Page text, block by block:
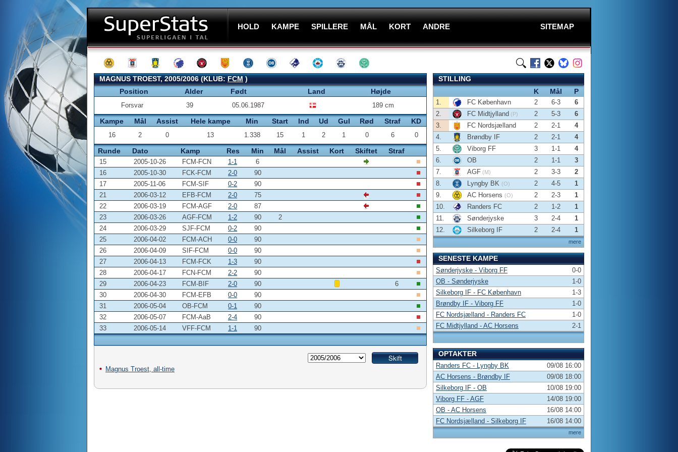
HOLD KAMPE SPILLERE MÅL KORT ANDRE SITEMAP
MAGNUS TROEST, 2005/2006 (KLUB:FCM)
Position
Alder Født Land Højde
Forsvar 39 05.06.1987 189 cm
Kampe Mål Assist Hele kampe Min Start Ind Ud Gul Rød Straf KD
16 2 0 13 1.338 15 1 2 1 0 6 0
Runde Dato Kamp Res Min Mål Assist Kort Skiftet Straf
15 2005-10-26 FCM-FCN 1-1
6
16
2005-10-30 FCK-FCM 2-0
90
17
2005-11-06 FCM-SIF 0-2
90
21
2006-03-12 EFB-FCM 2-0
75
22
2006-03-19 FCM-AGF 2-0
87
23
2006-03-26 AGF-FCM 1-2 90
2
24
2006-03-29 SJF-FCM 0-2
90
25
2006-04-02 FCM-ACH 0-0
90
26
2006-04-09 SIF-FCM 0-0
90
27
2006-04-13 FCM-FCK 1-3
90
28
2006-04-17 FCN-FCM 2-2
90
29
2006-04-23 FCM-BIF 2-0 90
6
30
2006-04-30 FCM-EFB 0-0
90
31
2006-05-04 OB-FCM 0-1
90
32
2006-05-07 FCM-AaB 2-4
90
33
2006-05-14 VFF-FCM 1-1 90
Magnus Troest, all-time
STILLING
K
Mål P
mere
1. FC København 2 6-3
6
2.
FC Midtjylland (P) 2 5-3
6
3.
FC Nordsjælland 2 2-1
4
4.
Brøndby IF 2 2-1
4
5.
Viborg FF 3 1-1
4
6.
OB 2 1-1
3
7.
AGF (M) 2 3-3
2
8.
Lyngby BK (O) 2 4-5
1
9.
AC Horsens (O) 2 2-3
1
10.
Randers FC 2 1-2
1
11.
Sønderjyske 3 2-4
1
12.
Silkeborg IF 2 2-4 1
SENESTE KAMPE
Sønderjyske - Viborg FF
0-0
OB - Sønderjyske
1-0
Silkeborg IF - FC København
1-3
Brøndby IF - Viborg FF
1-0
FC Nordsjælland - Randers FC
1-0
FC Midtjylland - AC Horsens
2-1
OPTAKTER
mere
Randers FC - Lyngby BK
09/08 16:00
AC Horsens - Brøndby IF
09/08 18:00
Silkeborg IF - OB
10/08 19:00
Viborg FF - AGF
14/08 19:00
OB - AC Horsens
16/08 14:00
FC Nordsjælland - Silkeborg IF
16/08 14:00